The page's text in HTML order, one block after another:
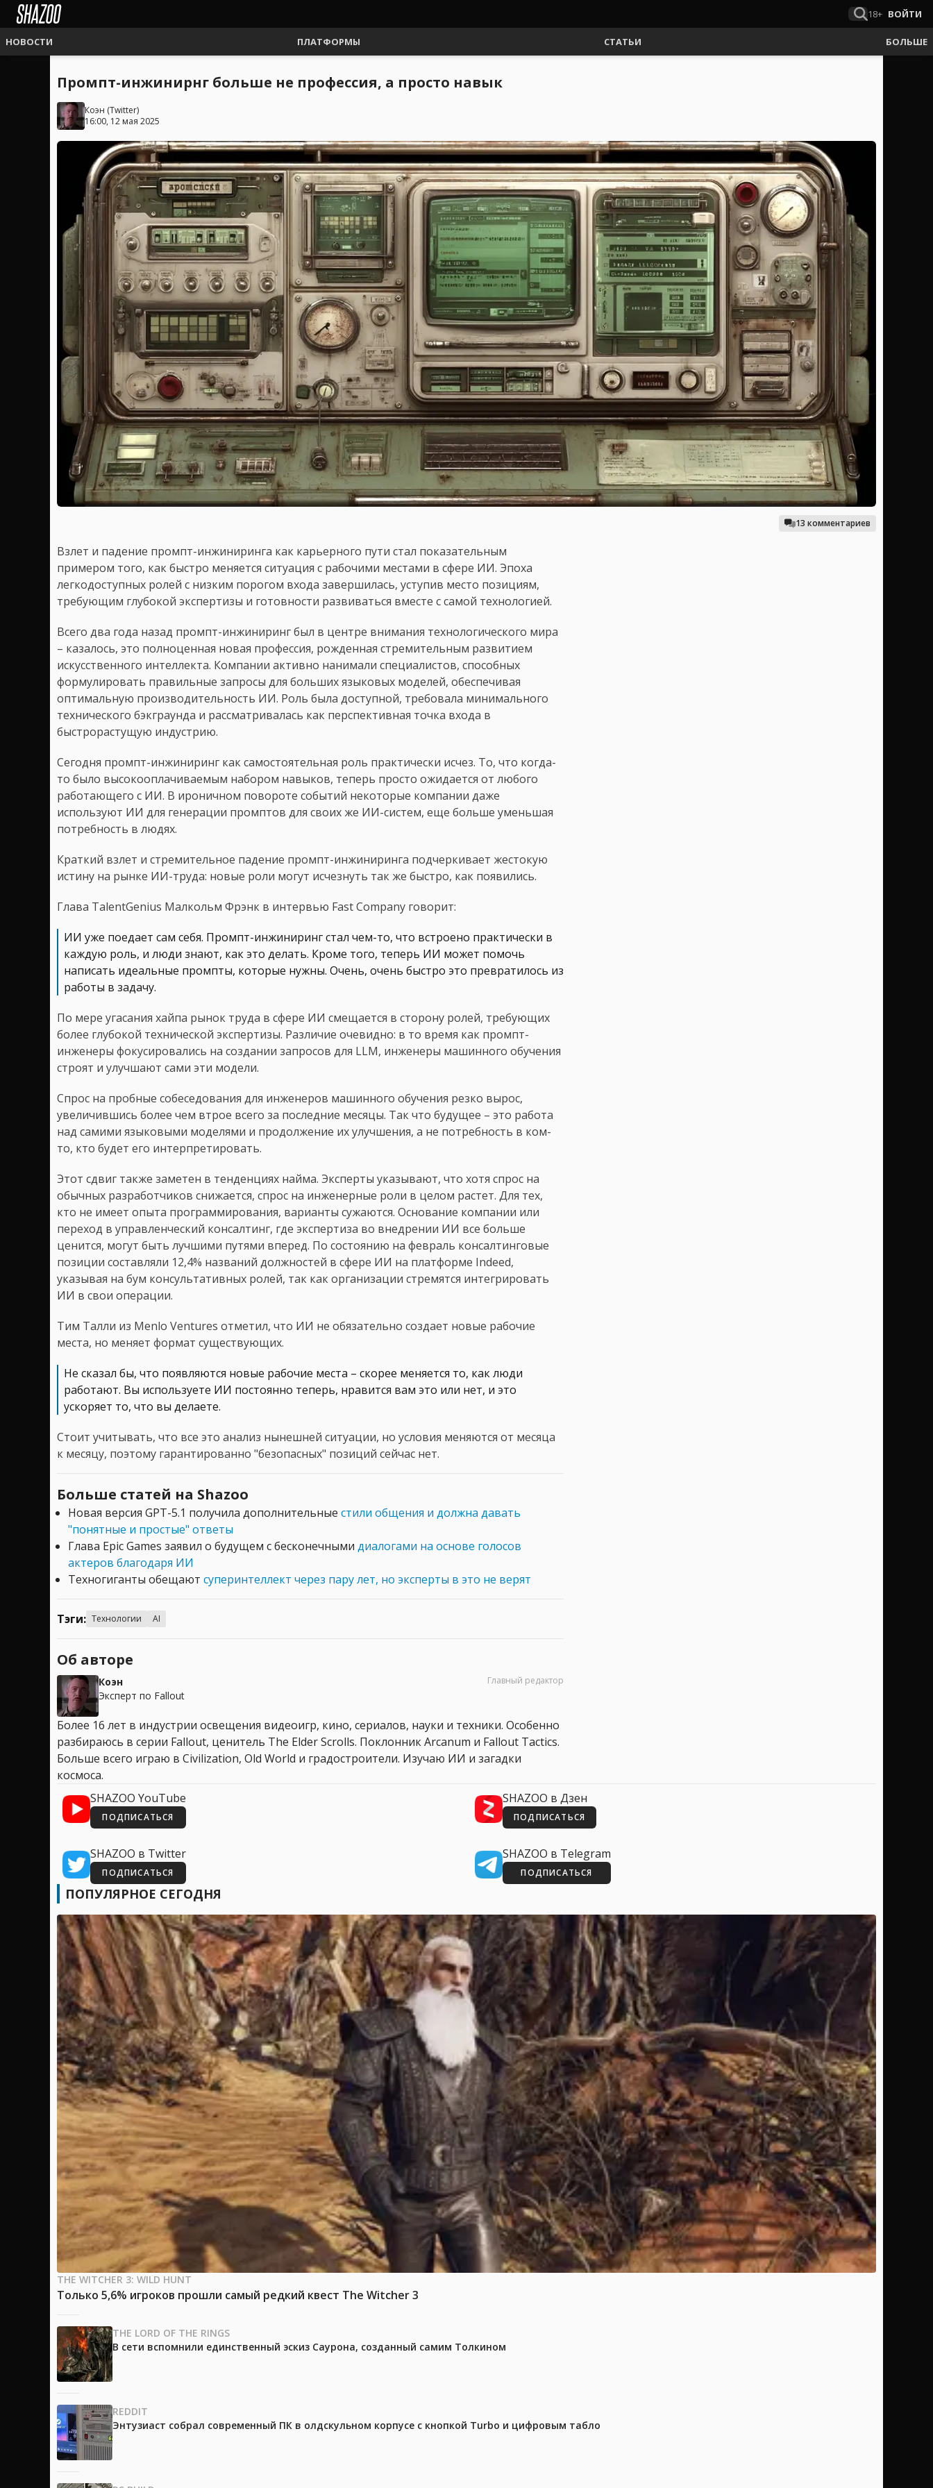
18+ ВОЙТИ
НОВОСТИ ПЛАТФОРМЫ СТАТЬИ БОЛЬШЕ
Промпт-инжинирнг больше не профессия, а просто навык
Коэн (Twitter)
16:00, 12 мая 2025
13 комментариев
Взлет и падение промпт-инжиниринга как карьерного пути стал показательным
примером того, как быстро меняется ситуация с рабочими местами в сфере ИИ. Эпоха
легкодоступных ролей с низким порогом входа завершилась, уступив место позициям,
требующим глубокой экспертизы и готовности развиваться вместе с самой технологией.
Всего два года назад промпт-инжиниринг был в центре внимания технологического мира
– казалось, это полноценная новая профессия, рожденная стремительным развитием
искусственного интеллекта. Компании активно нанимали специалистов, способных
формулировать правильные запросы для больших языковых моделей, обеспечивая
оптимальную производительность ИИ. Роль была доступной, требовала минимального
технического бэкграунда и рассматривалась как перспективная точка входа в
быстрорастущую индустрию.
Сегодня промпт-инжиниринг как самостоятельная роль практически исчез. То, что когда-
то было высокооплачиваемым набором навыков, теперь просто ожидается от любого
работающего с ИИ. В ироничном повороте событий некоторые компании даже
используют ИИ для генерации промптов для своих же ИИ-систем, еще больше уменьшая
потребность в людях.
Краткий взлет и стремительное падение промпт-инжиниринга подчеркивает жестокую
истину на рынке ИИ-труда: новые роли могут исчезнуть так же быстро, как появились.
Глава TalentGenius Малкольм Фрэнк в интервью Fast Company говорит:
ИИ уже поедает сам себя. Промпт-инжиниринг стал чем-то, что встроено практически в
каждую роль, и люди знают, как это делать. Кроме того, теперь ИИ может помочь
написать идеальные промпты, которые нужны. Очень, очень быстро это превратилось из
работы в задачу.
По мере угасания хайпа рынок труда в сфере ИИ смещается в сторону ролей, требующих
более глубокой технической экспертизы. Различие очевидно: в то время как промпт-
инженеры фокусировались на создании запросов для LLM, инженеры машинного обучения
строят и улучшают сами эти модели.
Спрос на пробные собеседования для инженеров машинного обучения резко вырос,
увеличившись более чем втрое всего за последние месяцы. Так что будущее – это работа
над самими языковыми моделями и продолжение их улучшения, а не потребность в ком-
то, кто будет его интерпретировать.
Этот сдвиг также заметен в тенденциях найма. Эксперты указывают, что хотя спрос на
обычных разработчиков снижается, спрос на инженерные роли в целом растет. Для тех,
кто не имеет опыта программирования, варианты сужаются. Основание компании или
переход в управленческий консалтинг, где экспертиза во внедрении ИИ все больше
ценится, могут быть лучшими путями вперед. По состоянию на февраль консалтинговые
позиции составляли 12,4% названий должностей в сфере ИИ на платформе Indeed,
указывая на бум консультативных ролей, так как организации стремятся интегрировать
ИИ в свои операции.
Тим Талли из Menlo Ventures отметил, что ИИ не обязательно создает новые рабочие
места, но меняет формат существующих.
Не сказал бы, что появляются новые рабочие места – скорее меняется то, как люди
работают. Вы используете ИИ постоянно теперь, нравится вам это или нет, и это
ускоряет то, что вы делаете.
Стоит учитывать, что все это анализ нынешней ситуации, но условия меняются от месяца
к месяцу, поэтому гарантированно "безопасных" позиций сейчас нет.
Больше статей на Shazoo
Новая версия GPT-5.1 получила дополнительные стили общения и должна давать
"понятные и простые" ответы
Глава Epic Games заявил о будущем с бесконечными диалогами на основе голосов
актеров благодаря ИИ
Техногиганты обещают суперинтеллект через пару лет, но эксперты в это не верят
Тэги: Технологии AI
Об авторе
Коэн
Эксперт по Fallout
Главный редактор
Более 16 лет в индустрии освещения видеоигр, кино, сериалов, науки и техники. Особенно
разбираюсь в серии Fallout, ценитель The Elder Scrolls. Поклонник Arcanum и Fallout Tactics.
Больше всего играю в Civilization, Old World и градостроители. Изучаю ИИ и загадки
космоса.
SHAZOO YouTube
ПОДПИСАТЬСЯ
SHAZOO в Дзен
ПОДПИСАТЬСЯ
SHAZOO в Twitter
ПОДПИСАТЬСЯ
SHAZOO в Telegram
ПОДПИСАТЬСЯ
ПОПУЛЯРНОЕ СЕГОДНЯ
THE WITCHER 3: WILD HUNT
Только 5,6% игроков прошли самый редкий квест The Witcher 3
THE LORD OF THE RINGS
В сети вспомнили единственный эскиз Саурона, созданный самим Толкином
REDDIT
Энтузиаст собрал современный ПК в олдскульном корпусе с кнопкой Turbo и цифровым табло